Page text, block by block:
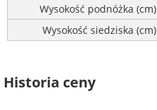
Wysokość podnóżka (cm)
Wysokość siedziska (cm)
Historia ceny